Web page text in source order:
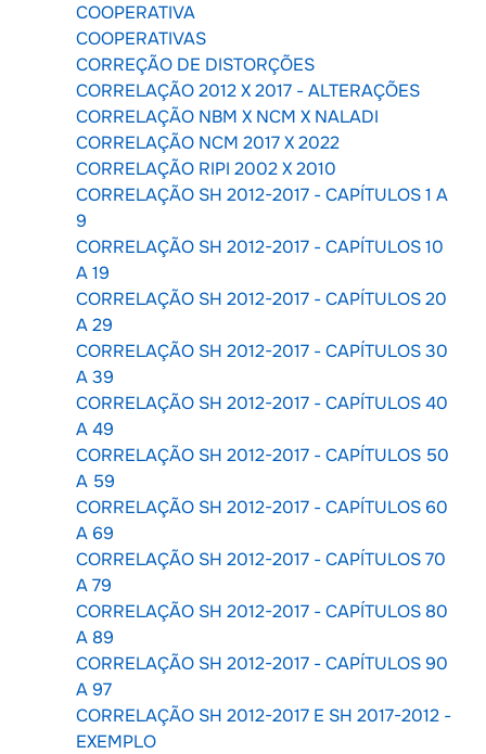
COOPERATIVA
COOPERATIVAS
CORREÇÃO DE DISTORÇÕES
CORRELAÇÃO 2012 X 2017 - ALTERAÇÕES
CORRELAÇÃO NBM X NCM X NALADI
CORRELAÇÃO NCM 2017 X 2022
CORRELAÇÃO RIPI 2002 X 2010
CORRELAÇÃO SH 2012-2017 - CAPÍTULOS 1 A
9
CORRELAÇÃO SH 2012-2017 - CAPÍTULOS 10
A 19
CORRELAÇÃO SH 2012-2017 - CAPÍTULOS 20
A 29
CORRELAÇÃO SH 2012-2017 - CAPÍTULOS 30
A 39
CORRELAÇÃO SH 2012-2017 - CAPÍTULOS 40
A 49
CORRELAÇÃO SH 2012-2017 - CAPÍTULOS 50
A 59
CORRELAÇÃO SH 2012-2017 - CAPÍTULOS 60
A 69
CORRELAÇÃO SH 2012-2017 - CAPÍTULOS 70
A 79
CORRELAÇÃO SH 2012-2017 - CAPÍTULOS 80
A 89
CORRELAÇÃO SH 2012-2017 - CAPÍTULOS 90
A 97
CORRELAÇÃO SH 2012-2017 E SH 2017-2012 -
EXEMPLO